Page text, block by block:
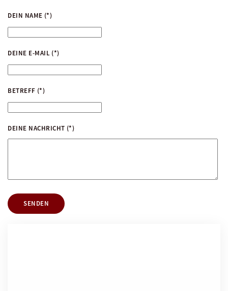
DEIN NAME (*)
DEINE E-MAIL (*)
BETREFF (*)
DEINE NACHRICHT (*)
SENDEN